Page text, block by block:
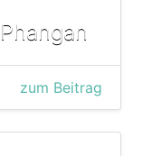
zum Beitrag